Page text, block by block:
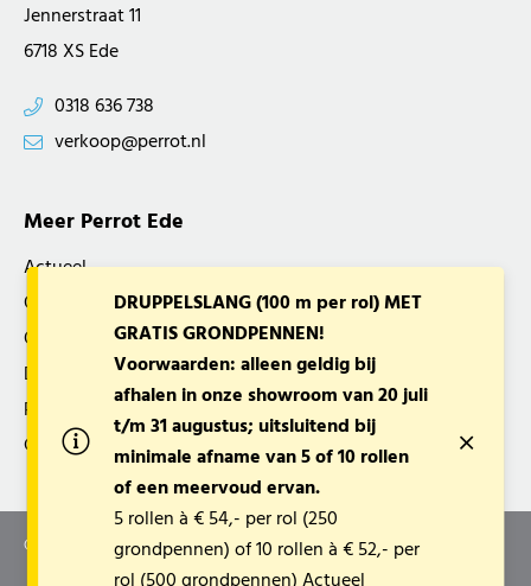
Jennerstraat 11
6718 XS Ede
0318 636 738
verkoop@perrot.nl
Meer Perrot Ede
Actueel
Over ons
Openingstijden
Disclaimer
Privacy verklaring
Cookies overzicht
© 2022-2026 Perrot Ede B.V.
DRUPPELSLANG (100 m per rol) MET
GRATIS GRONDPENNEN!
Voorwaarden: alleen geldig bij
afhalen in onze showroom van 20 juli
t/m 31 augustus; uitsluitend bij
minimale afname van 5 of 10 rollen
of een meervoud ervan.
5 rollen à € 54,- per rol (250
grondpennen) of 10 rollen à € 52,- per